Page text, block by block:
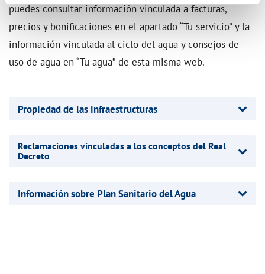
puedes consultar información vinculada a facturas,
precios y bonificaciones en el apartado “Tu servicio” y la
información vinculada al ciclo del agua y consejos de
uso de agua en “Tu agua” de esta misma web.
Propiedad de las infraestructuras
Reclamaciones vinculadas a los conceptos del Real
Decreto
Información sobre Plan Sanitario del Agua